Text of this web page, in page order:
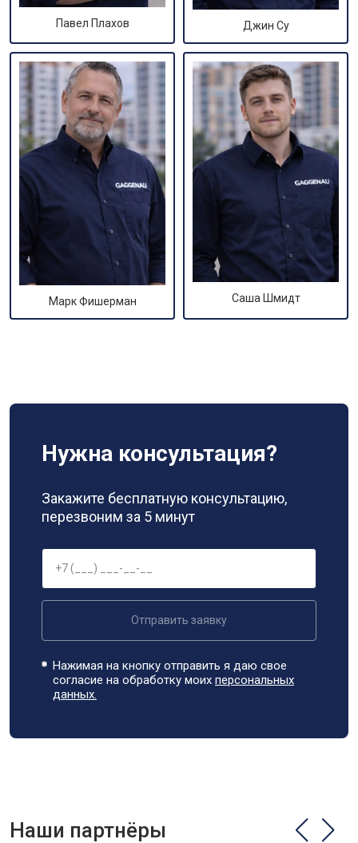
Павел Плахов Джин Су
Марк Фишерман Саша Шмидт
Нужна консультация?
Закажите бесплатную консультацию,
перезвоним за 5 минут
Отправить заявку
Нажимая на кнопку отправить я даю свое
согласие на обработку моихперсональных
данных.
Наши партнёры